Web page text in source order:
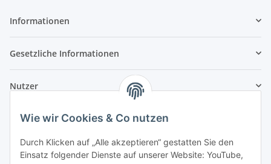
Wie wir Cookies & Co nutzen
Durch Klicken auf „Alle akzeptieren“ gestatten Sie den
Einsatz folgender Dienste auf unserer Website: YouTube,
Informationen
Gesetzliche Informationen
Nutzer